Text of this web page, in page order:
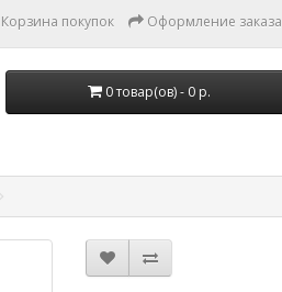
Корзина покупок Оформление заказа
0 товар(ов) - 0 р.